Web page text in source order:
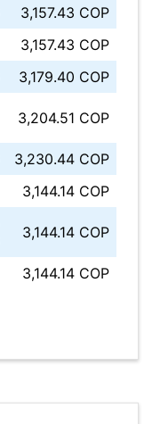
3,157.43 COP
3,157.43 COP
3,179.40 COP
3,204.51 COP
3,230.44 COP
3,144.14 COP
3,144.14 COP
3,144.14 COP